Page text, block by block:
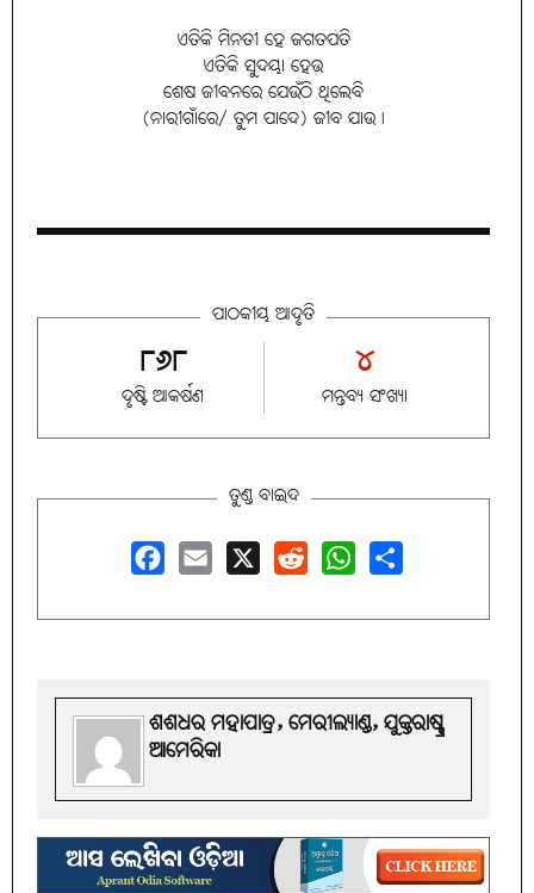
ଏତିକି ମିନତୀ ହେ ଜଗତପତି
ଏତିକି ସୁଦୟା ହେଉ
ଶେଷ ଜୀବନରେ ଯେଉଁଠି ଥିଲେବି
(ନାରୀଗାଁରେ/ ତୁମ ପାଦେ) ଜୀବ ଯାଉ।
ପାଠକୀୟ ଆଦୃତି
୮୬୮
ଦୃଷ୍ଟି ଆକର୍ଷଣ
୪
ମନ୍ତବ୍ୟ ସଂଖ୍ୟା
ତୁଣ୍ଡ ବାଇଦ
ଶଶଧର ମହାପାତ୍ର, ମେରୀଲ୍ୟାଣ୍ଡ, ଯୁକ୍ତରାଷ୍ଟ୍ର
ଆମେରିକା